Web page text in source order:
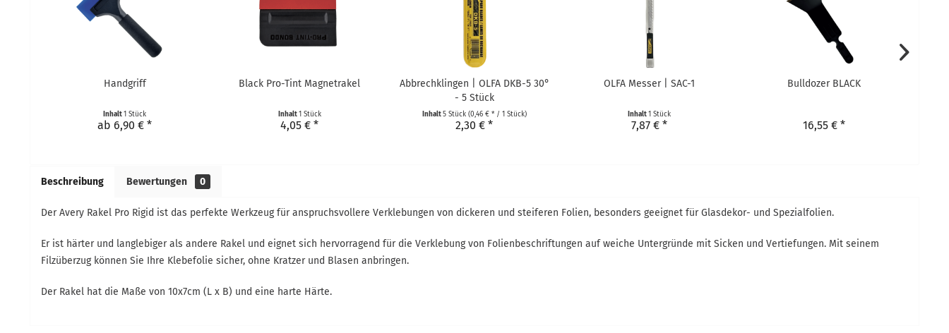
Handgriff
Inhalt1 Stück
ab 6,90 € *
Black Pro-Tint Magnetrakel
Inhalt1 Stück
4,05 € *
Abbrechklingen | OLFA DKB-5 30°
- 5 Stück
Inhalt5 Stück (0,46 € * / 1 Stück)
2,30 € *
OLFA Messer | SAC-1
Inhalt1 Stück
7,87 € *
Bulldozer BLACK
16,55 € *
Beschreibung Bewertungen 0
Der Avery Rakel Pro Rigid ist das perfekte Werkzeug für anspruchsvollere Verklebungen von dickeren und steiferen Folien, besonders geeignet für Glasdekor- und Spezialfolien.
Er ist härter und langlebiger als andere Rakel und eignet sich hervorragend für die Verklebung von Folienbeschriftungen auf weiche Untergründe mit Sicken und Vertiefungen. Mit seinem
Filzüberzug können Sie Ihre Klebefolie sicher, ohne Kratzer und Blasen anbringen.
Der Rakel hat die Maße von 10x7cm (L x B) und eine harte Härte.